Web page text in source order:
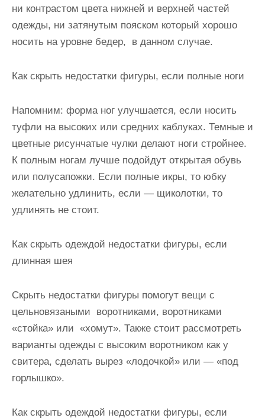
ни контрастом цвета нижней и верхней частей
одежды, ни затянутым пояском который хорошо
носить на уровне бедер, в данном случае.
Как скрыть недостатки фигуры, если полные ноги
Напомним: форма ног улучшается, если носить
туфли на высоких или средних каблуках. Темные и
цветные рисунчатые чулки делают ноги стройнее.
К полным ногам лучше подойдут открытая обувь
или полусапожки. Если полные икры, то юбку
желательно удлинить, если — щиколотки, то
удлинять не стоит.
Как скрыть одеждой недостатки фигуры, если
длинная шея
Скрыть недостатки фигуры помогут вещи с
цельновязаными воротниками, воротниками
«стойка» или «хомут». Также стоит рассмотреть
варианты одежды с высоким воротником как у
свитера, сделать вырез «лодочкой» или — «под
горлышко».
Как скрыть одеждой недостатки фигуры, если